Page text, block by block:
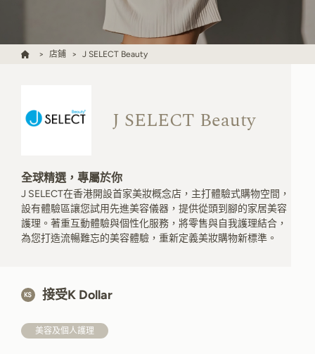
店鋪 J SELECT Beauty
J SELECT Beauty
全球精選，專屬於你
J SELECT在香港開設首家美妝概念店，主打體驗式購物空間，
設有體驗區讓您試用先進美容儀器，提供從頭到腳的家居美容
護理。著重互動體驗與個性化服務，將零售與自我護理結合，
為您打造流暢難忘的美容體驗，重新定義美妝購物新標準。
接受K Dollar
美容及個人護理